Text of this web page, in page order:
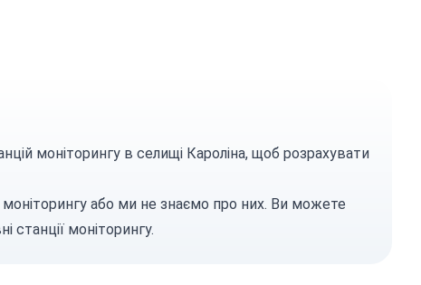
моніторингу в селищі Кароліна, щоб розрахувати
або ми не знаємо про них. Ви можете
станції моніторингу.